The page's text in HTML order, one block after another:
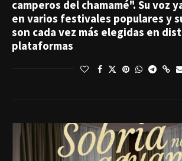
camperos del chamamé". Su voz
en varios festivales populares y
son cada vez más elegidas en
plataformas